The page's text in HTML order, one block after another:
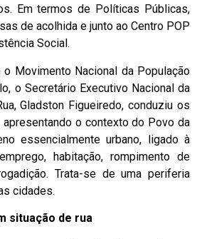
Em termos de Políticas Públicas,
de acolhida e junto ao Centro POP
Social.
Movimento Nacional da População
o Secretário Executivo Nacional da
Gladston Figueiredo, conduziu os
o contexto do Povo da
essencialmente urbano, ligado à
habitação, rompimento de
Trata-se de uma periferia
cidades.
situação de rua